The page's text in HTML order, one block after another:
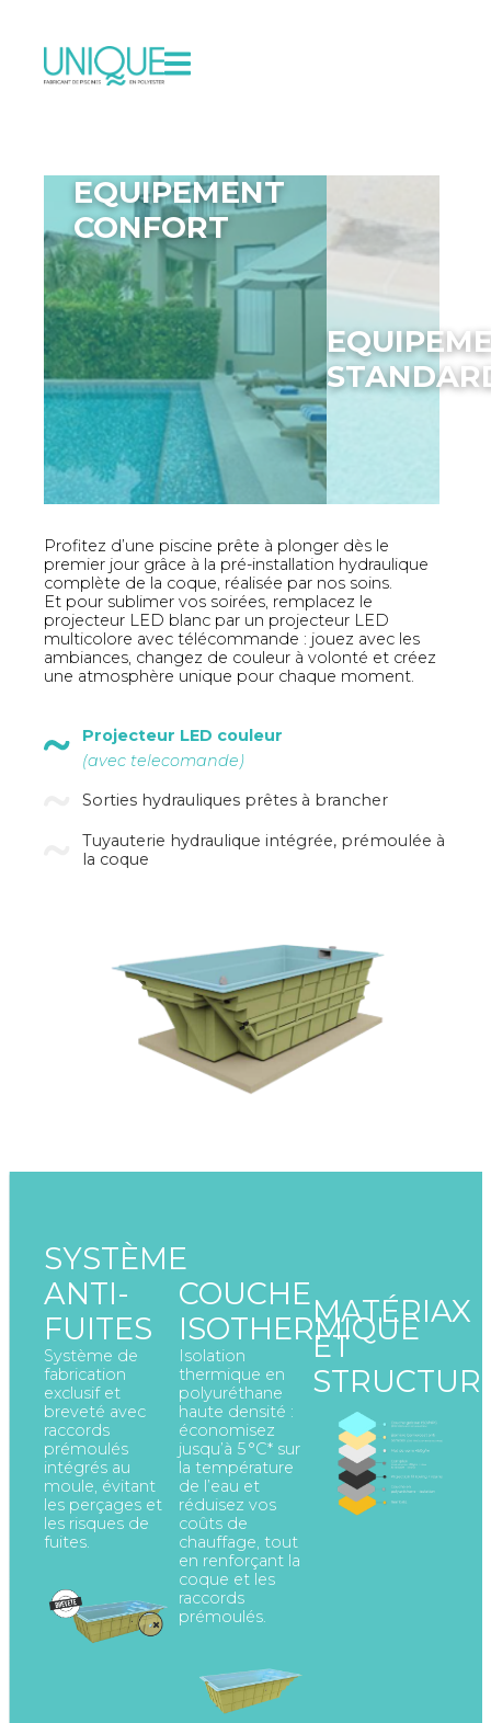
EQUIPEMENT
CONFORT
Profitez d’une piscine prête à plonger dès le
premier jour grâce à la pré-installation hydraulique
complète de la coque, réalisée par nos soins.
Et pour sublimer vos soirées, remplacez le
projecteur LED blanc par un projecteur LED
multicolore avec télécommande : jouez avec les
ambiances, changez de couleur à volonté et créez
une atmosphère unique pour chaque moment.
Projecteur LED couleur
(avec telecomande)
Sorties hydrauliques prêtes à brancher
Tuyauterie hydraulique intégrée, prémoulée à
la coque
SYSTÈME
ANTI-
FUITES
Système de
fabrication
exclusif et
breveté avec
raccords
prémoulés
intégrés au
moule, évitant
les perçages et
les risques de
fuites.
COUCHE
ISOTHERMIQUE
Isolation
thermique en
polyuréthane
haute densité :
économisez
jusqu’à 5 °C* sur
la température
de l’eau et
réduisez vos
coûts de
chauffage, tout
en renforçant la
coque et les
raccords
prémoulés.
MATÉRIAX
ET